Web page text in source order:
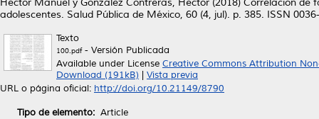
Héctor Manuel y González Contreras, Héctor (2018) Correlación de
adolescentes. Salud Pública de México, 60 (4, jul). p. 385. ISSN
Texto
100.pdf- Versión Publicada
Available under License Creative Commons Attribution
Download (191kB)
Vista previa
URL o página oficial: http://doi.org/10.21149/8790
Tipo de elemento: Article